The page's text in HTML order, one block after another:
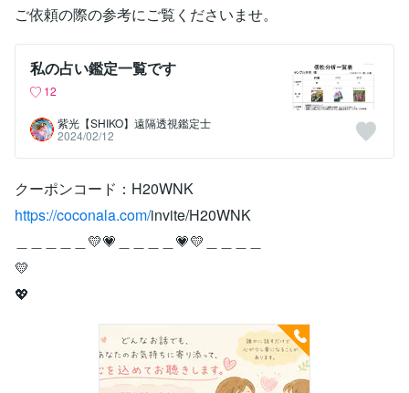
ご依頼の際の参考にご覧くださいませ。
私の占い鑑定一覧です
12
紫光【SHIKO】遠隔透視鑑定士
2024/02/12
クーポンコード：H20WNK
https://coconala.com/invite/H20WNK
＿＿＿＿＿💛💗＿＿＿＿💗💛＿＿＿＿
💛
💖